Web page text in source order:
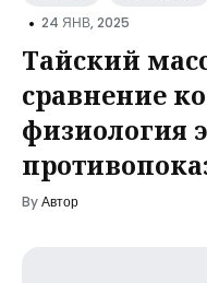
• 24 ЯНВ, 2025
Тайский
сравнение
физиология
ByАвтор